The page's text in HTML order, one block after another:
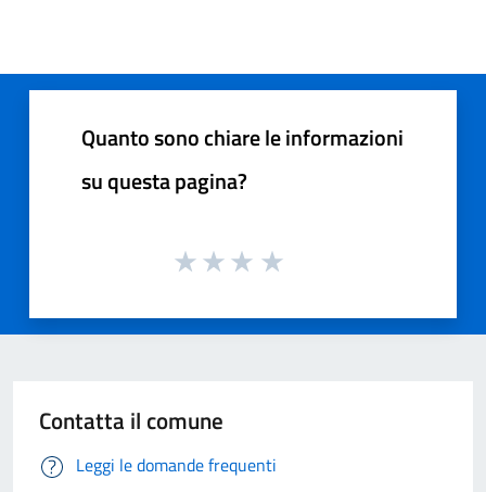
Quanto sono chiare le informazioni
su questa pagina?
Contatta il comune
Leggi le domande frequenti